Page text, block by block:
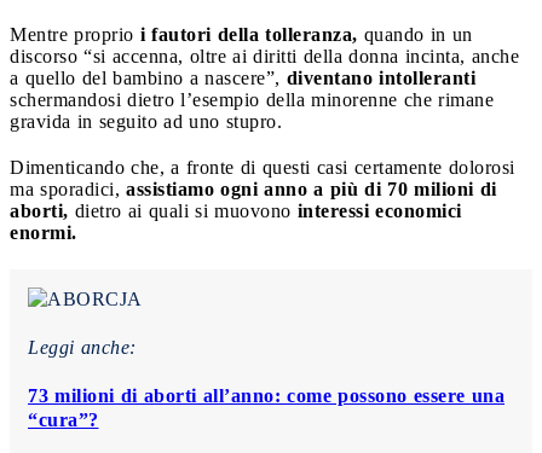
Mentre proprio i fautori della tolleranza, quando in un
discorso “si accenna, oltre ai diritti della donna incinta, anche
a quello del bambino a nascere”, diventano intolleranti
schermandosi dietro l’esempio della minorenne che rimane
gravida in seguito ad uno stupro.
Dimenticando che, a fronte di questi casi certamente dolorosi
ma sporadici, assistiamo ogni anno a più di 70 milioni di
aborti, dietro ai quali si muovono interessi economici
enormi.
Leggi anche:
73 milioni di aborti all’anno: come possono essere una
“cura”?